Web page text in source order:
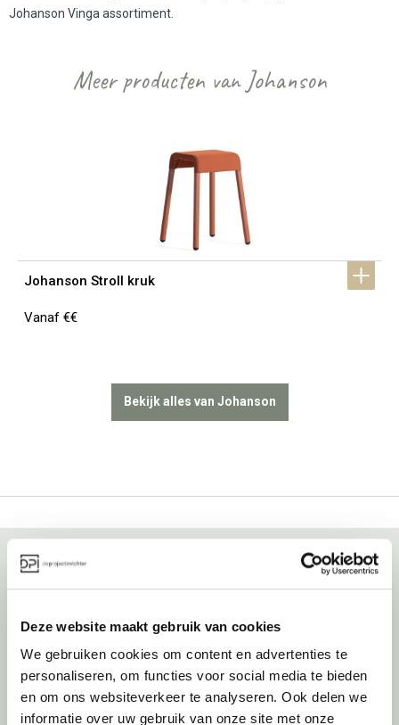
Deze website maakt gebruik van cookies
We gebruiken cookies om content en advertenties te
personaliseren, om functies voor social media te bieden
en om ons websiteverkeer te analyseren. Ook delen we
informatie over uw gebruik van onze site met onze
Johanson Vinga assortiment.
Meer producten van Johanson
Johanson Stroll kruk
Vanaf €€
Bekijk alles van Johanson
Als grootste onafhankelijke projectinrichter én expert op het gebied
van de beste werkomgeving zetten we ons dagelijks met veel
passie en enthousiasme in om juist dat voor onze klanten te
realiseren: de allerbeste werkomgeving. En dat doen we niet alleen
met het oog op nu; dankzij ons duurzame en circulaire karakter